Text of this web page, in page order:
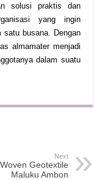
solusi praktis dan
yang ingin
satu busana. Dengan
almamater menjadi
dalam suatu
Next
Geotextile
Maluku Ambon